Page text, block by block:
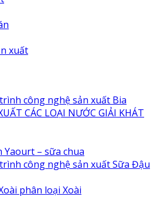
xuất
công nghệ sản xuất Bia
CÁC LOẠI NƯỚC GIẢI KHÁT
– sữa chua
công nghệ sản xuất Sữa Đậu
phân loại Xoài